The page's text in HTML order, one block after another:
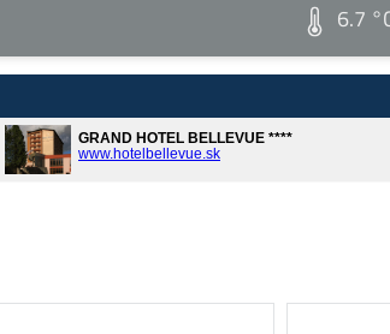
6.7
GRAND HOTEL BELLEVUE ****
www.hotelbellevue.sk